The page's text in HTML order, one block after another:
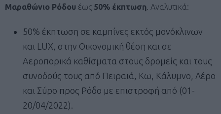
Μαραθώνιο Ρόδου έως 50% έκπτωση. Αναλυτικά:
50% έκπτωση σε καμπίνες εκτός μονόκλινων
και LUΧ, στην Οικονομική θέση και σε
Αεροπορικά καθίσματα στους δρομείς και τους
συνοδούς τους από Πειραιά, Κω, Κάλυμνο, Λέρο
και Σύρο προς Ρόδο με επιστροφή από (01-
20/04/2022).